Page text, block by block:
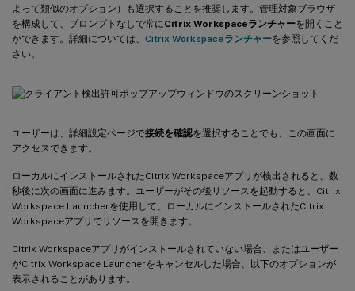
よって類似のオプション）も選択することを推奨します。管理対象ブラウザ
を構成して、プロンプトなしで常にCitrix Workspaceランチャーを開くこと
ができます。詳細については、 Citrix Workspaceランチャーを参照してくだ
さい。
ユーザーは、詳細設定ページで接続を確認を選択することでも、この画面に
アクセスできます。
ローカルにインストールされたCitrix Workspaceアプリが検出されると、数
秒後に次の画面に進みます。ユーザーがその後リソースを起動すると、Citrix
Workspace Launcherを使用して、ローカルにインストールされたCitrix
Workspaceアプリでリソースを開きます。
Citrix Workspaceアプリがインストールされていない場合、またはユーザー
がCitrix Workspace Launcherをキャンセルした場合、以下のオプションが
表示されることがあります。